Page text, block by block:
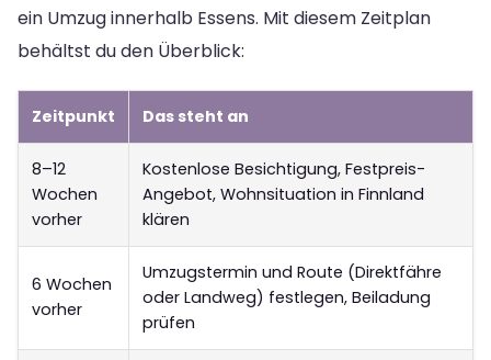
ein Umzug innerhalb Essens. Mit diesem Zeitplan
behältst du den Überblick:
Zeitpunkt Das steht an
8–12
Wochen
vorher
Kostenlose Besichtigung, Festpreis-
Angebot, Wohnsituation in Finnland
klären
6 Wochen
vorher
Umzugstermin und Route (Direktfähre
oder Landweg) festlegen, Beiladung
prüfen